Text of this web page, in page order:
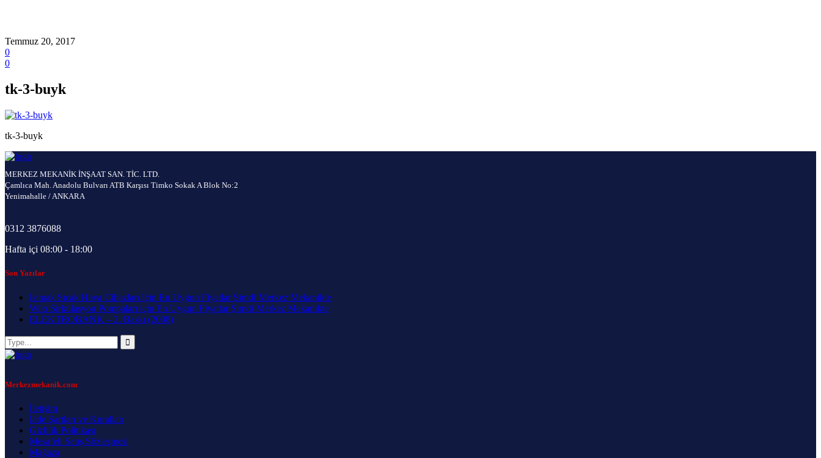
Temmuz 20, 2017
0
0
tk-3-buyk
tk-3-buyk
MERKEZ MEKANİK İNŞAAT SAN. TİC. LTD.
Çamlıca Mah. Anadolu Bulvarı ATB Karşısı Timko Sokak A Blok No:2
Yenimahalle / ANKARA
0312 3876088
Hafta içi 08:00 - 18:00
Son Yazılar
Isımak Sıcak Hava Cihazları İçin En Uygun Fiyatlar Şimdi Merkez Mekanikte
Wilo Sirkülasyon Pompaları için En Uygun Fiyatlar Şimdi Merkez Mekanikte
ELEKTROBANK – 2. Baskı (2008)
Merkezmekanik.com
İletişim
İade Şartları ve Kuralları
Gizlilik Politikası
Mesafeli Satış Sözleşmesi
Mağaza